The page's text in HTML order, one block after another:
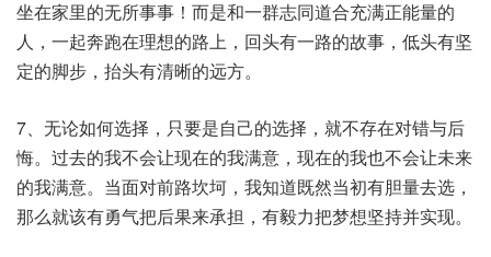
坐在家里的无所事事！而是和一群志同道合充满正能量的
人，一起奔跑在理想的路上，回头有一路的故事，低头有坚
定的脚步，抬头有清晰的远方。
7、无论如何选择，只要是自己的选择，就不存在对错与后
悔。过去的我不会让现在的我满意，现在的我也不会让未来
的我满意。当面对前路坎坷，我知道既然当初有胆量去选，
那么就该有勇气把后果来承担，有毅力把梦想坚持并实现。